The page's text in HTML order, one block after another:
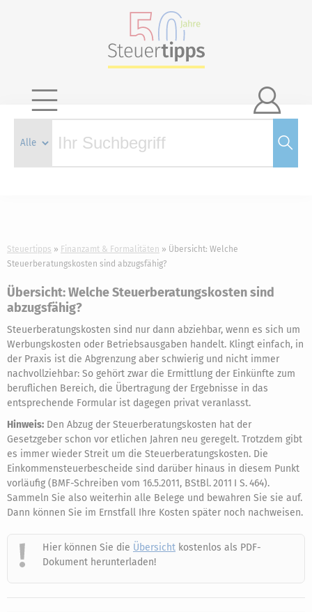

Steuertipps Finanzamt & Formalitäten
Übersicht: Welche
Steuerberatungskosten sind abzugsfähig?
Übersicht: Welche Steuerberatungskosten sind
abzugsfähig?
Steuerberatungskosten sind nur dann abziehbar, wenn es sich um
Werbungskosten oder Betriebsausgaben handelt. Klingt einfach, in
der Praxis ist die Abgrenzung aber schwierig und nicht immer
nachvollziehbar: So gehört zwar die Ermittlung der Einkünfte zum
beruflichen Bereich, die Übertragung der Ergebnisse in das
entsprechende Formular ist dagegen privat veranlasst.
Hinweis: Den Abzug der Steuerberatungskosten hat der
Gesetzgeber schon vor etlichen Jahren neu geregelt. Trotzdem gibt
es immer wieder Streit um die Steuerberatungskosten. Die
Einkommensteuerbescheide sind darüber hinaus in diesem Punkt
vorläufig (BMF-Schreiben vom 16.5.2011, BStBl. 2011 I S. 464).
Sammeln Sie also weiterhin alle Belege und bewahren Sie sie auf.
Dann können Sie im Ernstfall Ihre Kosten später noch nachweisen.
Hier können Sie die Übersicht kostenlos als PDF-
Dokument herunterladen!